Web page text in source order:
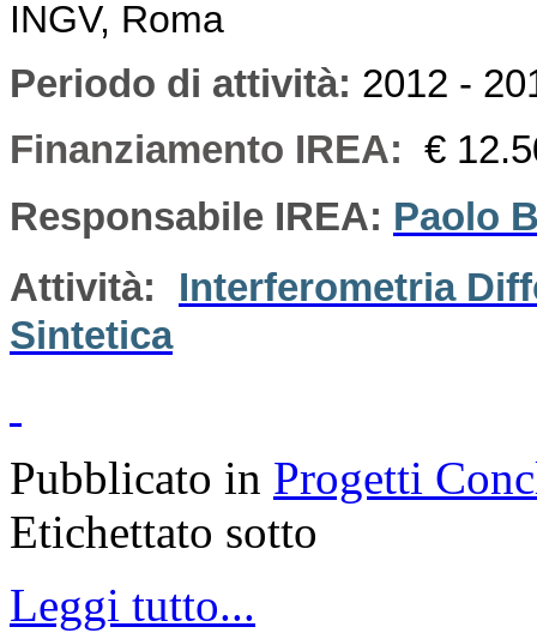
INGV, Roma
Periodo di attività: 2012 -
Finanziamento IREA: €
Responsabile IREA: Paolo
Attività:
Interferometria
Sintetica
Pubblicato in Progetti
Etichettato sotto
Leggi tutto...